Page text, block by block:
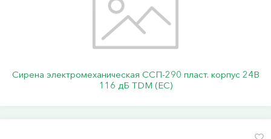
Сирена электромеханическая ССП-290 пласт. корпус 24В
116 дБ TDM (ЕС)